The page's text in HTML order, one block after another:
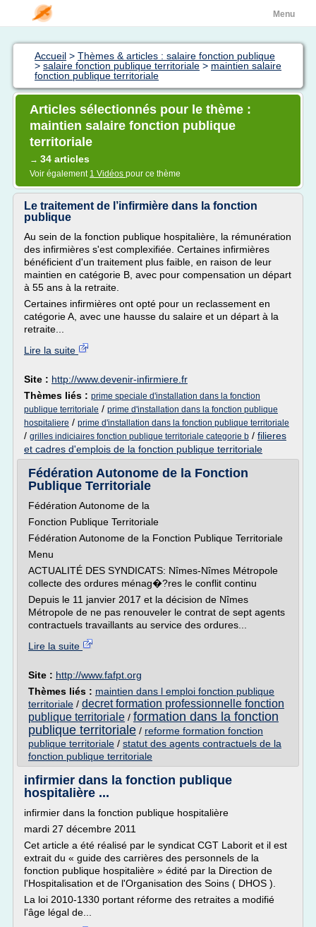
Menu
Accueil > Thèmes & articles : salaire fonction publique
> salaire fonction publique territoriale > maintien salaire
fonction publique territoriale
Articles sélectionnés pour le thème :
maintien salaire fonction publique
territoriale
→ 34 articles
Voir également 1 Vidéos pour ce thème
Le traitement de l’infirmière dans la fonction
publique
Au sein de la fonction publique hospitalière, la rémunération
des infirmières s'est complexifiée. Certaines infirmières
bénéficient d'un traitement plus faible, en raison de leur
maintien en catégorie B, avec pour compensation un départ
à 55 ans à la retraite.
Certaines infirmières ont opté pour un reclassement en
catégorie A, avec une hausse du salaire et un départ à la
retraite...
Lire la suite
Site : http://www.devenir-infirmiere.fr
Thèmes liés : prime speciale d'installation dans la fonction
publique territoriale / prime d'installation dans la fonction publique
hospitaliere / prime d'installation dans la fonction publique territoriale
/ grilles indiciaires fonction publique territoriale categorie b / filieres
et cadres d'emplois de la fonction publique territoriale
Fédération Autonome de la Fonction
Publique Territoriale
Fédération Autonome de la
Fonction Publique Territoriale
Fédération Autonome de la Fonction Publique Territoriale
Menu
ACTUALITÉ DES SYNDICATS: Nîmes-Nîmes Métropole
collecte des ordures ménag�?res le conflit continu
Depuis le 11 janvier 2017 et la décision de Nîmes
Métropole de ne pas renouveler le contrat de sept agents
contractuels travaillants au service des ordures...
Lire la suite
Site : http://www.fafpt.org
Thèmes liés : maintien dans l emploi fonction publique
territoriale / decret formation professionnelle fonction
publique territoriale / formation dans la fonction
publique territoriale / reforme formation fonction
publique territoriale / statut des agents contractuels de la
fonction publique territoriale
infirmier dans la fonction publique
hospitalière ...
infirmier dans la fonction publique hospitalière
mardi 27 décembre 2011
Cet article a été réalisé par le syndicat CGT Laborit et il est
extrait du « guide des carrières des personnels de la
fonction publique hospitalière » édité par la Direction de
l'Hospitalisation et de l'Organisation des Soins ( DHOS ).
La loi 2010-1330 portant réforme des retraites a modifié
l'âge légal de...